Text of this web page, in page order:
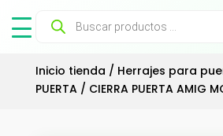
Búsqueda
productos
Inicio tienda / Herrajes para
PUERTA/ CIERRA PUERTA AMIG